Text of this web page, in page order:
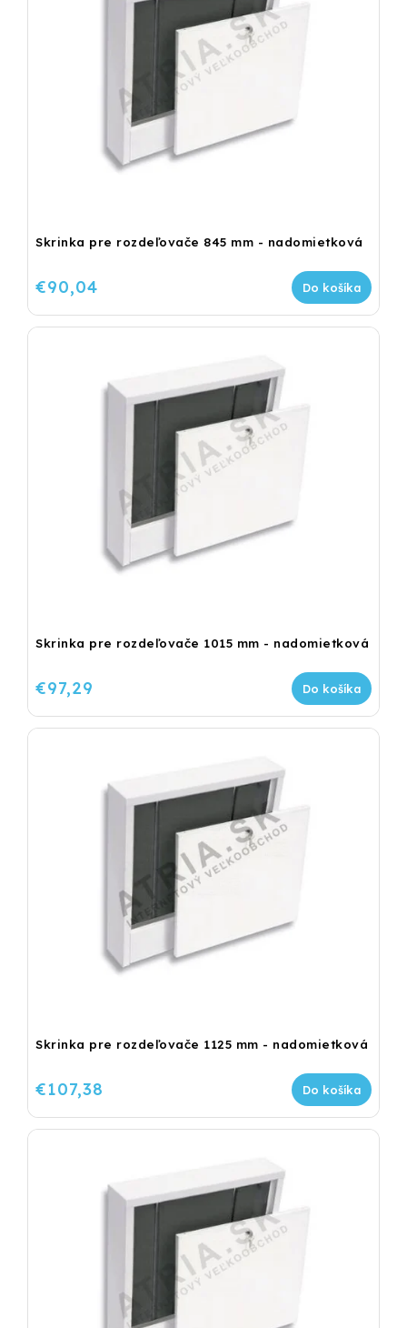
Skrinka pre rozdeľovače 845 mm - nadomietková
€90,04 Do košíka
Skrinka pre rozdeľovače 1015 mm - nadomietková
€97,29 Do košíka
Skrinka pre rozdeľovače 1125 mm - nadomietková
€107,38 Do košíka